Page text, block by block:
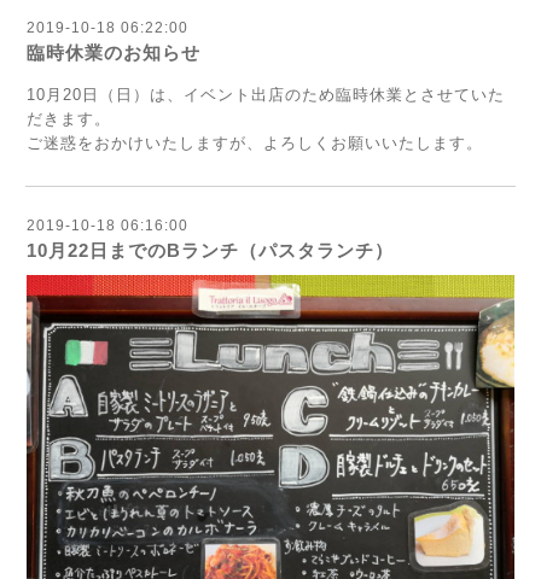
2019-10-18 06:22:00
臨時休業のお知らせ
10月20日（日）は、イベント出店のため臨時休業とさせていた
だきます。
ご迷惑をおかけいたしますが、よろしくお願いいたします。
2019-10-18 06:16:00
10月22日までのBランチ（パスタランチ）